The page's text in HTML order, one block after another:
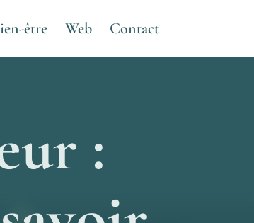
être Web Contact
: